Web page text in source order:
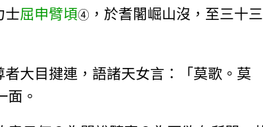
士屈申臂頃④ ，於耆闍崛山沒，至三十三
大目揵連，語諸天女言：「莫歌。莫
面。